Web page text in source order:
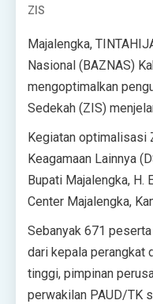
ZIS
‎‎Majalengka,
Nasional (BAZNAS)
mengoptimalkan
Sedekah (ZIS)
Kegiatan optimalisasi
Keagamaan Lainnya
Bupati Majalengka, H.
Center Majalengka,
Sebanyak 671
dari kepala perangkat
tinggi, pimpinan
perwakilan PAUD/TK